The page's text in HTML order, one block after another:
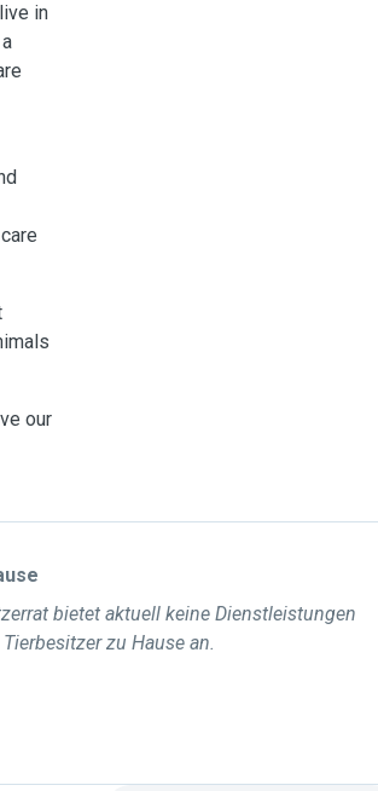
in
our
bietet aktuell keine Dienstleistungen
zu Hause an.